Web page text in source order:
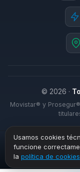
Usamos cookies
funcione
la política de cookies
© 2026 ·
Movistar® y
Inicio ›